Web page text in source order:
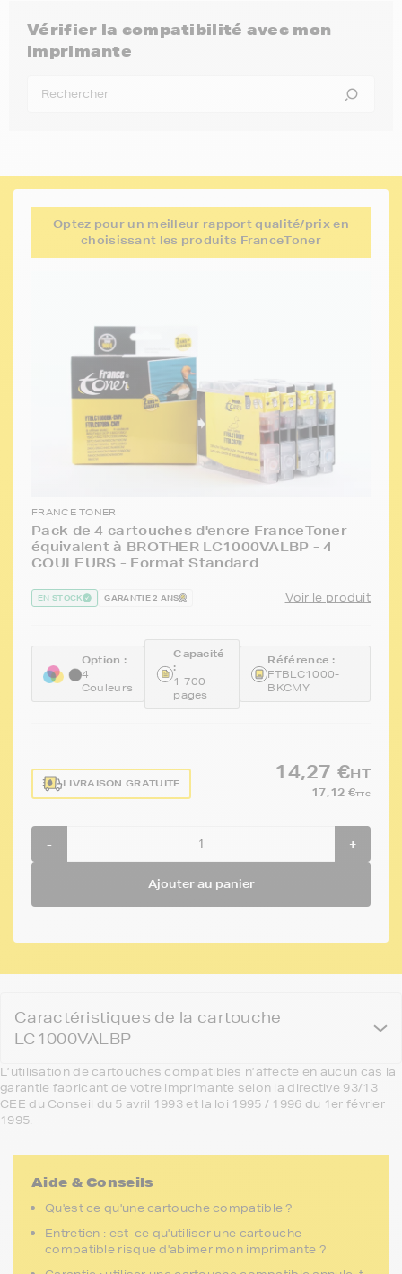
Optez pour un meilleur rapport qualité/prix en
choisissant les produits FranceToner
FRANCE TONER
Pack de 4 cartouches d'encre FranceToner
équivalent à BROTHER LC1000VALBP - 4
COULEURS - Format Standard
EN STOCK GARANTIE 2 ANS Voir le produit
Option :
4
Couleurs
Capacité
:
1 700
pages
Référence :
FTBLC1000-
BKCMY
LIVRAISON GRATUITE
14,27 €HT
17,12 €TTC
- +
Ajouter au panier
Vérifier la compatibilité avec mon
imprimante
Caractéristiques de la cartouche
LC1000VALBP
L’utilisation de cartouches compatibles n’affecte en aucun cas la
garantie fabricant de votre imprimante selon la directive 93/13
CEE du Conseil du 5 avril 1993 et la loi 1995 / 1996 du 1er février
1995.
Aide & Conseils
Qu'est ce qu'une cartouche compatible ?
Entretien : est-ce qu'utiliser une cartouche
compatible risque d'abimer mon imprimante ?